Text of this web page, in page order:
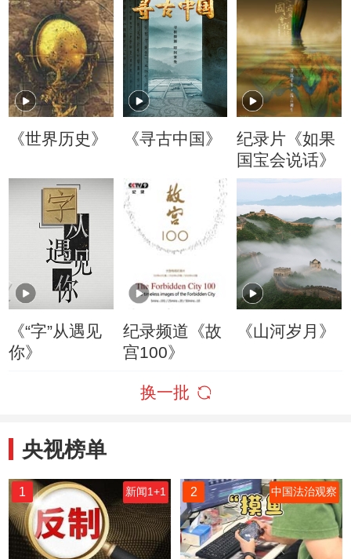
《世界历史》 《寻古中国》
纪录片《如果
国宝会说话》
《“字”从遇见
你》
纪录频道《故
宫100》
《山河岁月》
换一批
央视榜单
1 新闻1+1 2 中国法治观察